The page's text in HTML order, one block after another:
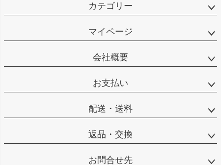
カテゴリー
マイページ
会社概要
お支払い
配送・送料
返品・交換
お問合せ先